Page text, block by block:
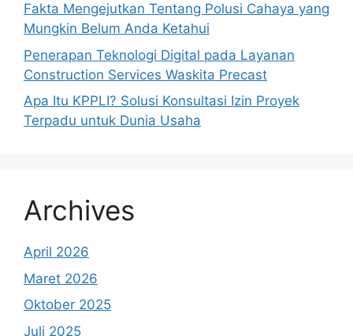
Fakta Mengejutkan Tentang Polusi Cahaya yang
Mungkin Belum Anda Ketahui
Penerapan Teknologi Digital pada Layanan
Construction Services Waskita Precast
Apa Itu KPPLI? Solusi Konsultasi Izin Proyek
Terpadu untuk Dunia Usaha
Archives
April 2026
Maret 2026
Oktober 2025
Juli 2025